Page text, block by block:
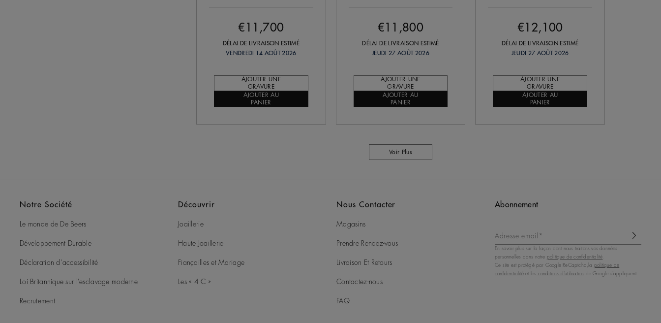
€11,700
DÉLAI DE LIVRAISON ESTIMÉ
VENDREDI 14 AOÛT 2026
AJOUTER UNE
GRAVURE
AJOUTER AU
PANIER
€11,800
DÉLAI DE LIVRAISON ESTIMÉ
JEUDI 27 AOÛT 2026
AJOUTER UNE
GRAVURE
AJOUTER AU
PANIER
€12,100
DÉLAI DE LIVRAISON ESTIMÉ
JEUDI 27 AOÛT 2026
AJOUTER UNE
GRAVURE
AJOUTER AU
PANIER
Voir Plus
Notre Société
Le monde de De Beers
Développement Durable
Déclaration d’accessibilité
Loi Britannique sur l'esclavage moderne
Recrutement
Découvrir
Joaillerie
Haute Joaillerie
Fiançailles et Mariage
Les « 4 C »
Nous Contacter
Magasins
Prendre Rendez-vous
Livraison Et Retours
Contactez-nous
FAQ
Abonnement
Adresse email*
En savoir plus sur la façon dont nous traitons vos données
personnelles dans notre politique de confidentialité.
Ce site est protégé par Google ReCaptcha,la politique de
confidentialité et les conditions d'utilisation de Google s'appliquent.